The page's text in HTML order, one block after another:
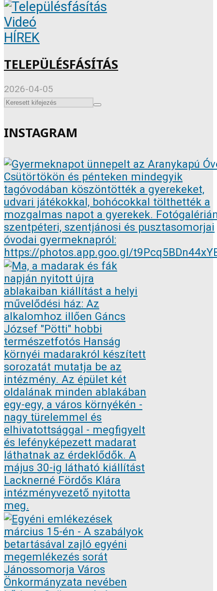
Videó
HÍREK
TELEPÜLÉSFÁSÍTÁS
2026-04-05
INSTAGRAM